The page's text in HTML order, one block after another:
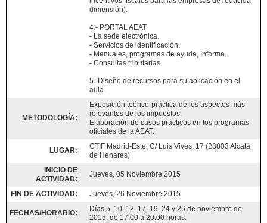
dimensión).
4.- PORTAL AEAT
- La sede electrónica.
- Servicios de identificación.
- Manuales, programas de ayuda, Informa.
- Consultas tributarias.
5.-Diseño de recursos para su aplicación en el
aula.
METODOLOGÍA:
Exposición teórico-práctica de los aspectos más
relevantes de los impuestos.
Elaboración de casos prácticos en los programas
oficiales de la AEAT.
LUGAR:
CTIF Madrid-Este; C/ Luis Vives, 17 (28803 Alcalá
de Henares)
INICIO DE
ACTIVIDAD:
Jueves, 05 Noviembre 2015
FIN DE ACTIVIDAD: Jueves, 26 Noviembre 2015
FECHAS/HORARIO:
Días 5, 10, 12, 17, 19, 24 y 26 de noviembre de
2015, de 17:00 a 20:00 horas.